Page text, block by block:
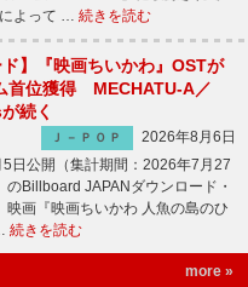
よって … 続きを読む
ド】『映画ちいかわ』OSTが
首位獲得 MECHATU-A／
続く
Ｊ－ＰＯＰ
2026年8月6日
日公開（集計期間：2026年7月27
のBillboard JAPANダウンロード・
映画『映画ちいかわ 人魚の島のひ
続きを読む
more »